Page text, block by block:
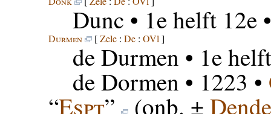
Dunc • 1e helft 12e
Durmen [Zele: De: OVl ]
de Durmen • 1e
de Dormen • 1223 •
“Espt” (onb. ±